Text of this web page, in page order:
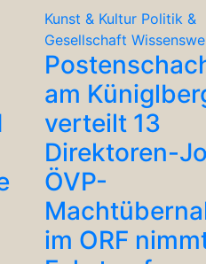
Kunst & Kultur Politik &
Gesellschaft
am
verteilt 13
Direktoren-
ÖVP-
im ORF